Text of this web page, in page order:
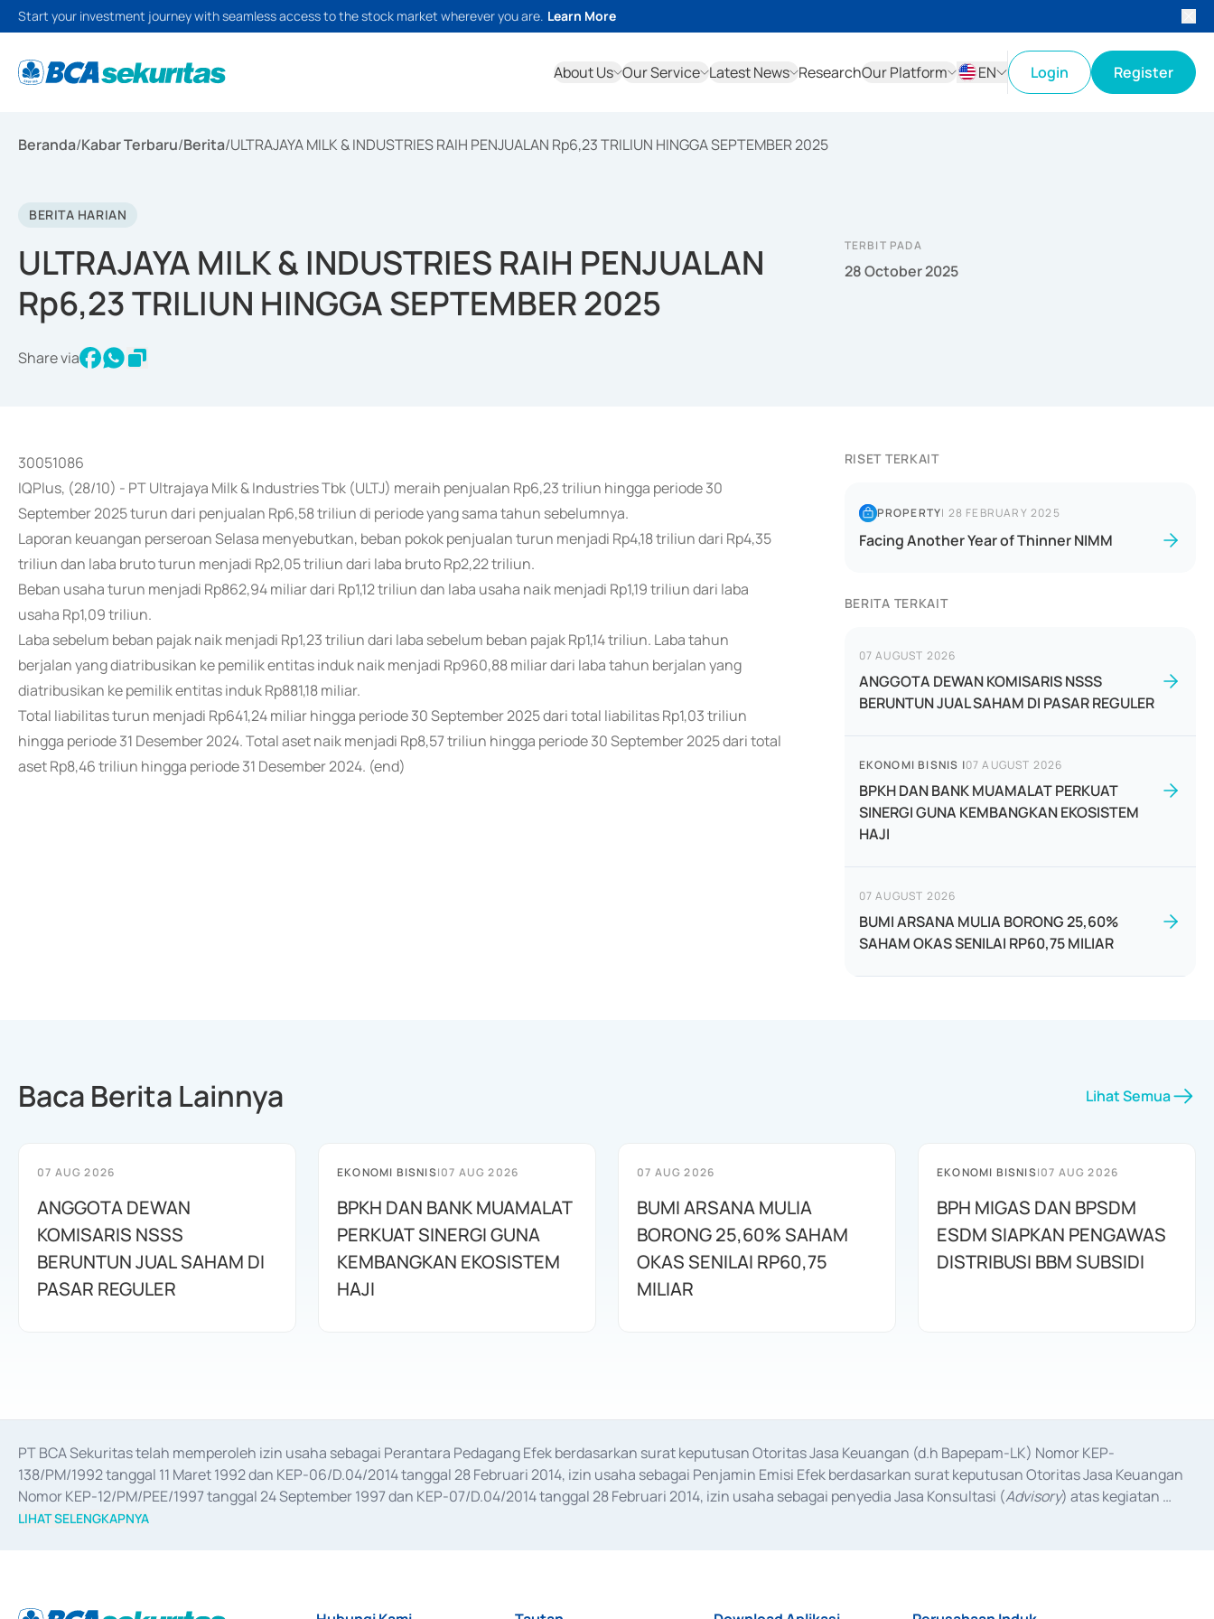
Start your investment journey with seamless access to the stock market wherever you are. Learn More
About Us Our Service Latest News ResearchOur Platform
EN
Login Register
Beranda/Kabar Terbaru/Berita/ULTRAJAYA MILK & INDUSTRIES RAIH PENJUALAN Rp6,23 TRILIUN HINGGA SEPTEMBER 2025
BERITA HARIAN
ULTRAJAYA MILK & INDUSTRIES RAIH PENJUALAN
Rp6,23 TRILIUN HINGGA SEPTEMBER 2025
Share via
TERBIT PADA
28 October 2025
30051086
IQPlus, (28/10) - PT Ultrajaya Milk & Industries Tbk (ULTJ) meraih penjualan Rp6,23 triliun hingga periode 30
September 2025 turun dari penjualan Rp6,58 triliun di periode yang sama tahun sebelumnya.
Laporan keuangan perseroan Selasa menyebutkan, beban pokok penjualan turun menjadi Rp4,18 triliun dari Rp4,35
triliun dan laba bruto turun menjadi Rp2,05 triliun dari laba bruto Rp2,22 triliun.
Beban usaha turun menjadi Rp862,94 miliar dari Rp1,12 triliun dan laba usaha naik menjadi Rp1,19 triliun dari laba
usaha Rp1,09 triliun.
Laba sebelum beban pajak naik menjadi Rp1,23 triliun dari laba sebelum beban pajak Rp1,14 triliun. Laba tahun
berjalan yang diatribusikan ke pemilik entitas induk naik menjadi Rp960,88 miliar dari laba tahun berjalan yang
diatribusikan ke pemilik entitas induk Rp881,18 miliar.
Total liabilitas turun menjadi Rp641,24 miliar hingga periode 30 September 2025 dari total liabilitas Rp1,03 triliun
hingga periode 31 Desember 2024. Total aset naik menjadi Rp8,57 triliun hingga periode 30 September 2025 dari total
aset Rp8,46 triliun hingga periode 31 Desember 2024. (end)
RISET TERKAIT
PROPERTY| 28 FEBRUARY 2025
Facing Another Year of Thinner NIMM
BERITA TERKAIT
07 AUGUST 2026
ANGGOTA DEWAN KOMISARIS NSSS
BERUNTUN JUAL SAHAM DI PASAR REGULER
EKONOMI BISNIS |07 AUGUST 2026
BPKH DAN BANK MUAMALAT PERKUAT
SINERGI GUNA KEMBANGKAN EKOSISTEM
HAJI
07 AUGUST 2026
BUMI ARSANA MULIA BORONG 25,60%
SAHAM OKAS SENILAI RP60,75 MILIAR
Baca Berita Lainnya Lihat Semua
07 AUG 2026
ANGGOTA DEWAN
KOMISARIS NSSS
BERUNTUN JUAL SAHAM DI
PASAR REGULER
EKONOMI BISNIS|07 AUG 2026
BPKH DAN BANK MUAMALAT
PERKUAT SINERGI GUNA
KEMBANGKAN EKOSISTEM
HAJI
07 AUG 2026
BUMI ARSANA MULIA
BORONG 25,60% SAHAM
OKAS SENILAI RP60,75
MILIAR
EKONOMI BISNIS|07 AUG 2026
BPH MIGAS DAN BPSDM
ESDM SIAPKAN PENGAWAS
DISTRIBUSI BBM SUBSIDI
PT BCA Sekuritas telah memperoleh izin usaha sebagai Perantara Pedagang Efek berdasarkan surat keputusan Otoritas Jasa Keuangan (d.h Bapepam-LK) Nomor KEP-
138/PM/1992 tanggal 11 Maret 1992 dan KEP-06/D.04/2014 tanggal 28 Februari 2014, izin usaha sebagai Penjamin Emisi Efek berdasarkan surat keputusan Otoritas Jasa Keuangan
Nomor KEP-12/PM/PEE/1997 tanggal 24 September 1997 dan KEP-07/D.04/2014 tanggal 28 Februari 2014, izin usaha sebagai penyedia Jasa Konsultasi (Advisory) atas kegiatan
merger, akuisisi, divestasi, dan
LIHAT SELENGKAPNYA